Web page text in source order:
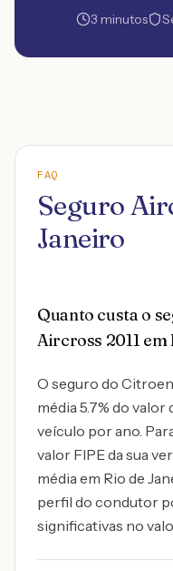
3 minutos
FAQ
Seguro
Janeiro
Quanto custa o
Aircross 2011 em
O seguro do
média 5.7% do valor
veículo por ano.
valor FIPE da sua
média em Rio de
perfil do condutor
significativas no